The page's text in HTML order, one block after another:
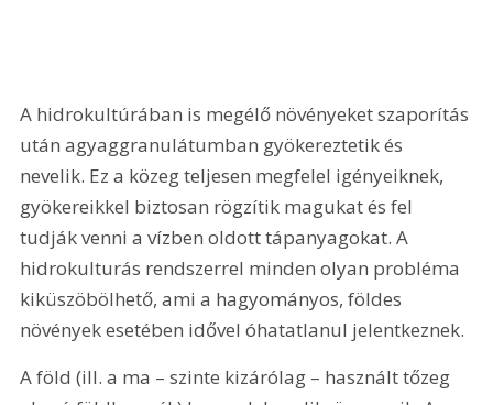
A hidrokultúrában is megélő növényeket szaporítás
után agyaggranulátumban gyökereztetik és
nevelik. Ez a közeg teljesen megfelel igényeiknek,
gyökereikkel biztosan rögzítik magukat és fel
tudják venni a vízben oldott tápanyagokat. A
hidrokulturás rendszerrel minden olyan probléma
kiküszöbölhető, ami a hagyományos, földes
növények esetében idővel óhatatlanul jelentkeznek.
A föld (ill. a ma – szinte kizárólag – használt tőzeg